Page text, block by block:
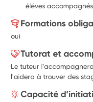
éléves accompagnés
Formations
oui
Tutorat et
Le tuteur
l'aidera à trouver des
Capacité